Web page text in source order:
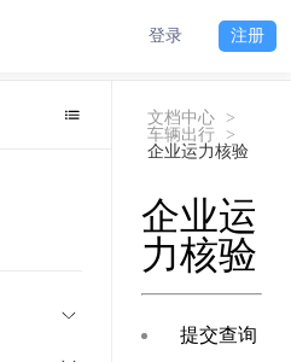
登录 注册
文档中心
>
车辆出行
>
企业运力核验
企业运
力核验
提交查询